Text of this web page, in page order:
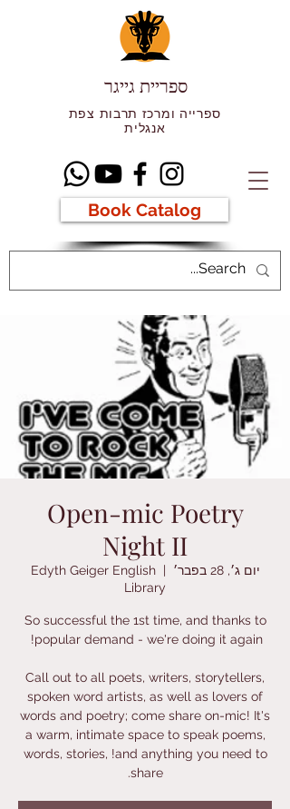
ספריית גייגר
ספרייה ומרכז תרבות צפת
אנגלית
Book Catalog
Open-mic Poetry
Night II
יום ג׳, 28 בפבר׳
  |
Edyth Geiger English
Library
So successful the 1st time, and thanks to
Call out to all poets, writers, storytellers,
spoken word artists, as well as lovers of
words and poetry; come share on-mic! It's
a warm, intimate space to speak poems,
words, stories, !and anything you need to
share.